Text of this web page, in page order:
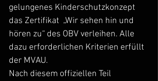
gelungenes Kinderschutzkonzept
das Zertifikat  „Wir sehen hin und
hören zu“ des OBV verleihen. Alle
dazu erforderlichen Kriterien erfüllt
der MVAU.
Nach diesem offiziellen Teil